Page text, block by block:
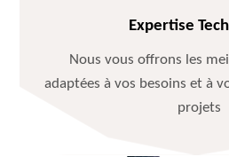
Expertise
Nous vous offrons les
adaptées à vos besoins et à
projets